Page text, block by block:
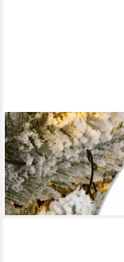
VIDAXL
Weihnachtsfigur
LEDs 240 cm (1 St)
ab 210,99 €
lieferbar - in 5-6